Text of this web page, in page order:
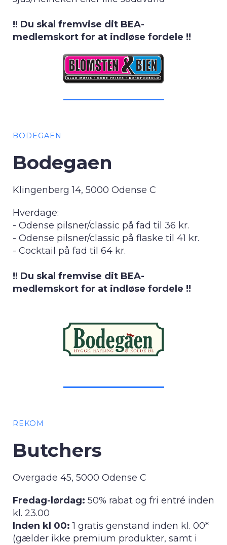
!! Du skal fremvise dit BEA-
medlemskort for at indløse fordele !!
BODEGAEN
Bodegaen
Klingenberg 14, 5000 Odense C
Hverdage:
- Odense pilsner/classic på fad til 36 kr.
- Odense pilsner/classic på flaske til 41 kr.
- Cocktail på fad til 64 kr.
!! Du skal fremvise dit BEA-
medlemskort for at indløse fordele !!
REKOM
Butchers
Overgade 45, 5000 Odense C
Fredag-lørdag: 50% rabat og fri entré inden
kl. 23.00
Inden kl 00:1 gratis genstand inden kl. 00*
(gælder ikke premium produkter, samt i